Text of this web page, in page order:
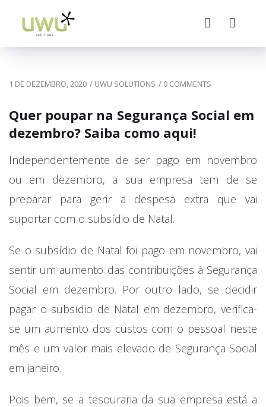
1 DE DEZEMBRO, 2020 / UWU SOLUTIONS / 0 COMMENTS
Quer poupar na Segurança Social em
dezembro? Saiba como aqui!
Independentemente de ser pago em novembro
ou em dezembro, a sua empresa tem de se
preparar para gerir a despesa extra que vai
suportar com o subsídio de Natal.
Se o subsídio de Natal foi pago em novembro, vai
sentir um aumento das contribuições à Segurança
Social em dezembro. Por outro lado, se decidir
pagar o subsídio de Natal em dezembro, verifica-
se um aumento dos custos com o pessoal neste
mês e um valor mais elevado de Segurança Social
em janeiro.
Pois bem, se a tesouraria da sua empresa está a